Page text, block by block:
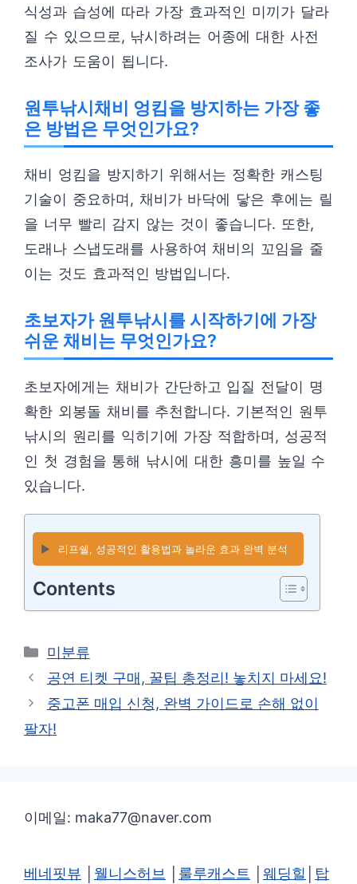
식성과 습성에 따라 가장 효과적인 미끼가 달라
질 수 있으므로, 낚시하려는 어종에 대한 사전
조사가 도움이 됩니다.
원투낚시채비 엉킴을 방지하는 가장 좋
은 방법은 무엇인가요?
채비 엉킴을 방지하기 위해서는 정확한 캐스팅
기술이 중요하며, 채비가 바닥에 닿은 후에는 릴
을 너무 빨리 감지 않는 것이 좋습니다. 또한,
도래나 스냅도래를 사용하여 채비의 꼬임을 줄
이는 것도 효과적인 방법입니다.
초보자가 원투낚시를 시작하기에 가장
쉬운 채비는 무엇인가요?
초보자에게는 채비가 간단하고 입질 전달이 명
확한 외봉돌 채비를 추천합니다. 기본적인 원투
낚시의 원리를 익히기에 가장 적합하며, 성공적
인 첫 경험을 통해 낚시에 대한 흥미를 높일 수
있습니다.
▶️ 리프쉘, 성공적인 활용법과 놀라운 효과 완벽 분석
Contents
카
테
리
미분류
공연 티켓 구매, 꿀팁 총정리! 놓치지 마세요!
중고폰 매입 신청, 완벽 가이드로 손해 없이
팔자!
이메일: maka77@naver.com
베네핏뷰 웰니스허브 룰루캐스트 웨딩힐 탑